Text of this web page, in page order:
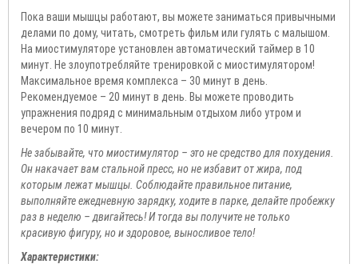
Пока ваши мышцы работают, вы можете заниматься привычными
делами по дому, читать, смотреть фильм или гулять с малышом.
На миостимуляторе установлен автоматический таймер в 10
минут. Не злоупотребляйте тренировкой с миостимулятором!
Максимальное время комплекса – 30 минут в день.
Рекомендуемое – 20 минут в день. Вы можете проводить
упражнения подряд с минимальным отдыхом либо утром и
вечером по 10 минут.
Не забывайте, что миостимулятор – это не средство для похудения.
Он накачает вам стальной пресс, но не избавит от жира, под
которым лежат мышцы. Соблюдайте правильное питание,
выполняйте ежедневную зарядку, ходите в парке, делайте пробежку
раз в неделю – двигайтесь! И тогда вы получите не только
красивую фигуру, но и здоровое, выносливое тело!
Характеристики: